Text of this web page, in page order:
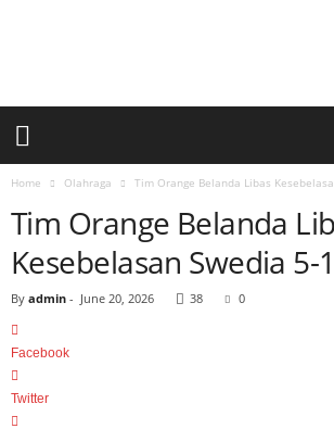
n
Home Olahraga Tim Orange Belanda Libas
Tim Orange Belanda
Kesebelasan Swedia 5-1
By admin - June 20, 2026 38 0
Facebook
Twitter